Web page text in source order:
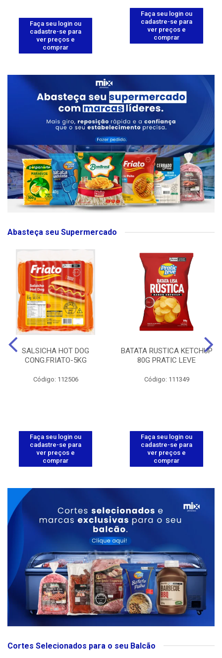
Faça seu login ou
cadastre-se para
ver preços e
comprar
Faça seu login ou
cadastre-se para
ver preços e
comprar
Abasteça seu Supermercado
SALSICHA HOT DOG
CONG.FRIATO-5KG
Código: 112506
Faça seu login ou
cadastre-se para
ver preços e
comprar
BATATA RUSTICA KETCHUP
80G PRATIC LEVE
Código: 111349
Faça seu login ou
cadastre-se para
ver preços e
comprar
Cortes Selecionados para o seu Balcão